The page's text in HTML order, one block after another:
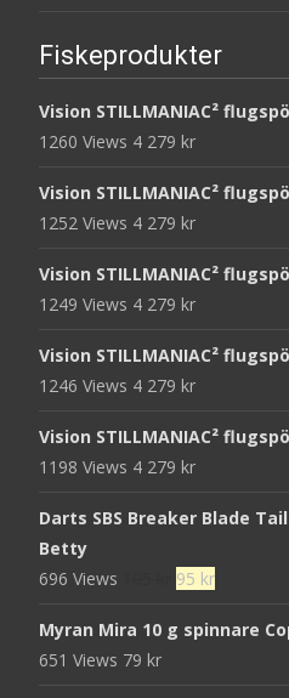
Fiskeprodukter
Vision STILLMANIAC²
1260 Views 4 279 kr
Vision STILLMANIAC²
1252 Views 4 279 kr
Vision STILLMANIAC²
1249 Views 4 279 kr
Vision STILLMANIAC²
1246 Views 4 279 kr
Vision STILLMANIAC²
1198 Views 4 279 kr
Darts SBS Breaker Blade
Betty
696 Views
Det
priset
95 krDet
priset
Myran Mira 10 g spinnare
651 Views 79 kr